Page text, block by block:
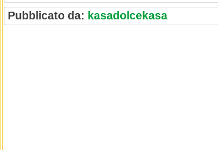
Pubblicato da: kasadolcekasa